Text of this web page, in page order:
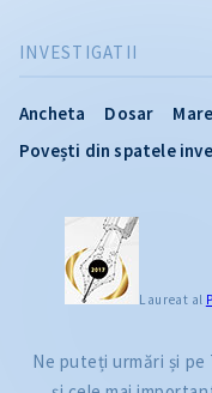
INVESTIGATII
Ancheta Dosar
Povești din spatele
Laureat al
Ne puteți urmări și
CITEȘTE